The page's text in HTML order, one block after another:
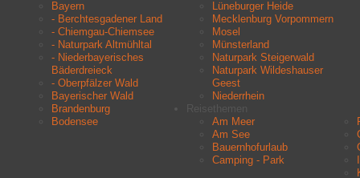
Bayern
- Berchtesgadener Land
- Chiemgau-Chiemsee
- Naturpark Altmühltal
- Niederbayerisches
Bäderdreieck
- Oberpfälzer Wald
Bayerischer Wald
Brandenburg
Bodensee
Lüneburger Heide
Mecklenburg Vorpommern
Mosel
Münsterland
Naturpark Steigerwald
Naturpark Wildeshauser
Geest
Niederrhein
Am Meer
Am See
Bauernhofurlaub
Camping - Park